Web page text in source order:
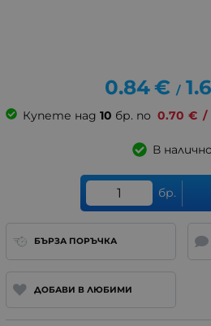
0.84€ /
Купете над 10 бр. по 0.70 € /
В
бр.
БЪРЗА ПОРЪЧКА
ДОБАВИ В ЛЮБИМИ